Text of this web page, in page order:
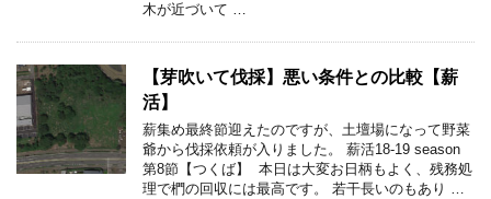
木が近づいて …
【芽吹いて伐採】悪い条件との比較【薪
活】
薪集め最終節迎えたのですが、土壇場になって野菜
爺から伐採依頼が入りました。 薪活18-19 season
第8節【つくば】 本日は大変お日柄もよく、残務処
理で椚の回収には最高です。 若干長いのもあり …